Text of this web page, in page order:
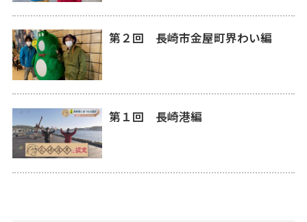
第２回 長崎市金屋町界わい編
第１回 長崎港編